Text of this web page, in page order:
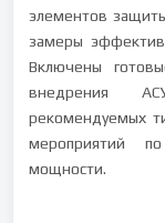
элементов
замеры
Включены
внедрения
рекомендуемых
мероприятий
мощности.